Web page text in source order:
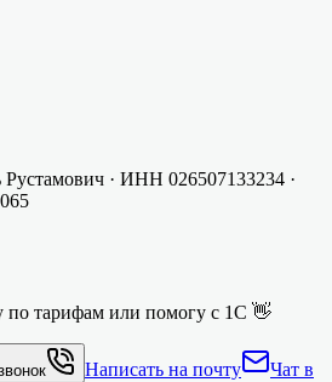
· ИНН 026507133234 ·
по тарифам или помогу с 1С 👋
Написать на почту
Чат в